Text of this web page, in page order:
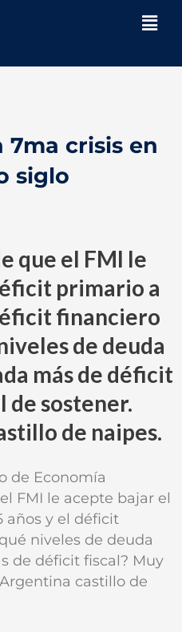
7ma crisis en
siglo
que el FMI le
primario a
financiero
de deuda
más de déficit
de sostener.
de naipes.
de Economía
FMI le acepte bajar el
años y el déficit
niveles de deuda
de déficit fiscal? Muy
castillo de